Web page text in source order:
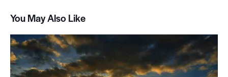
You May Also Like